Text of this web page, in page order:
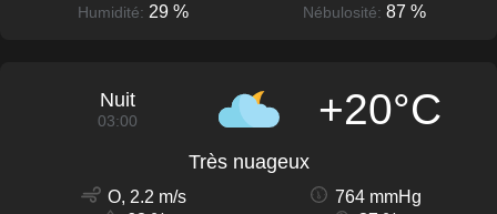
Humidité: 29 % Nébulosité: 87 %
Nuit
03:00 +20°C
Très nuageux
O, 2.2 m/s
764 mmHg